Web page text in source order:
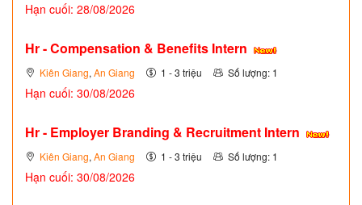
Hạn cuối: 28/08/2026
Hr - Compensation & Benefits Intern
Kiên Giang, An Giang 1 - 3 triệu Số lượng: 1
Hạn cuối: 30/08/2026
Hr - Employer Branding & Recruitment Intern
Kiên Giang, An Giang 1 - 3 triệu Số lượng: 1
Hạn cuối: 30/08/2026